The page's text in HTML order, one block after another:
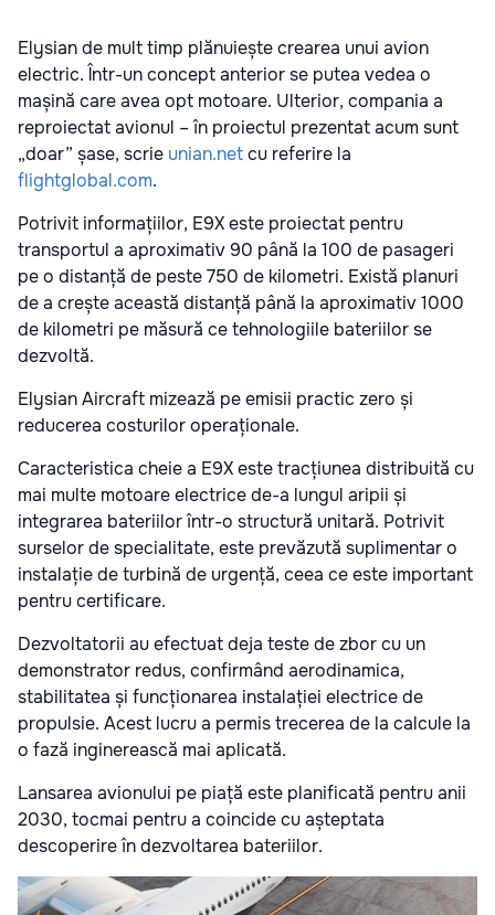
Elysian de mult timp plănuiește crearea unui avion
electric. Într-un concept anterior se putea vedea o
mașină care avea opt motoare. Ulterior, compania a
reproiectat avionul – în proiectul prezentat acum sunt
„doar” șase, scrie unian.netcu referire la
flightglobal.com.
Potrivit informațiilor, E9X este proiectat pentru
transportul a aproximativ 90 până la 100 de pasageri
pe o distanță de peste 750 de kilometri. Există planuri
de a crește această distanță până la aproximativ 1000
de kilometri pe măsură ce tehnologiile bateriilor se
dezvoltă.
Elysian Aircraft mizează pe emisii practic zero și
reducerea costurilor operaționale.
Caracteristica cheie a E9X este tracțiunea distribuită cu
mai multe motoare electrice de-a lungul aripii și
integrarea bateriilor într-o structură unitară. Potrivit
surselor de specialitate, este prevăzută suplimentar o
instalație de turbină de urgență, ceea ce este important
pentru certificare.
Dezvoltatorii au efectuat deja teste de zbor cu un
demonstrator redus, confirmând aerodinamica,
stabilitatea și funcționarea instalației electrice de
propulsie. Acest lucru a permis trecerea de la calcule la
o fază inginerească mai aplicată.
Lansarea avionului pe piață este planificată pentru anii
2030, tocmai pentru a coincide cu așteptata
descoperire în dezvoltarea bateriilor.